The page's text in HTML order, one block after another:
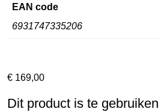
EAN code
6931747335206
€ 169,00
Dit product is te